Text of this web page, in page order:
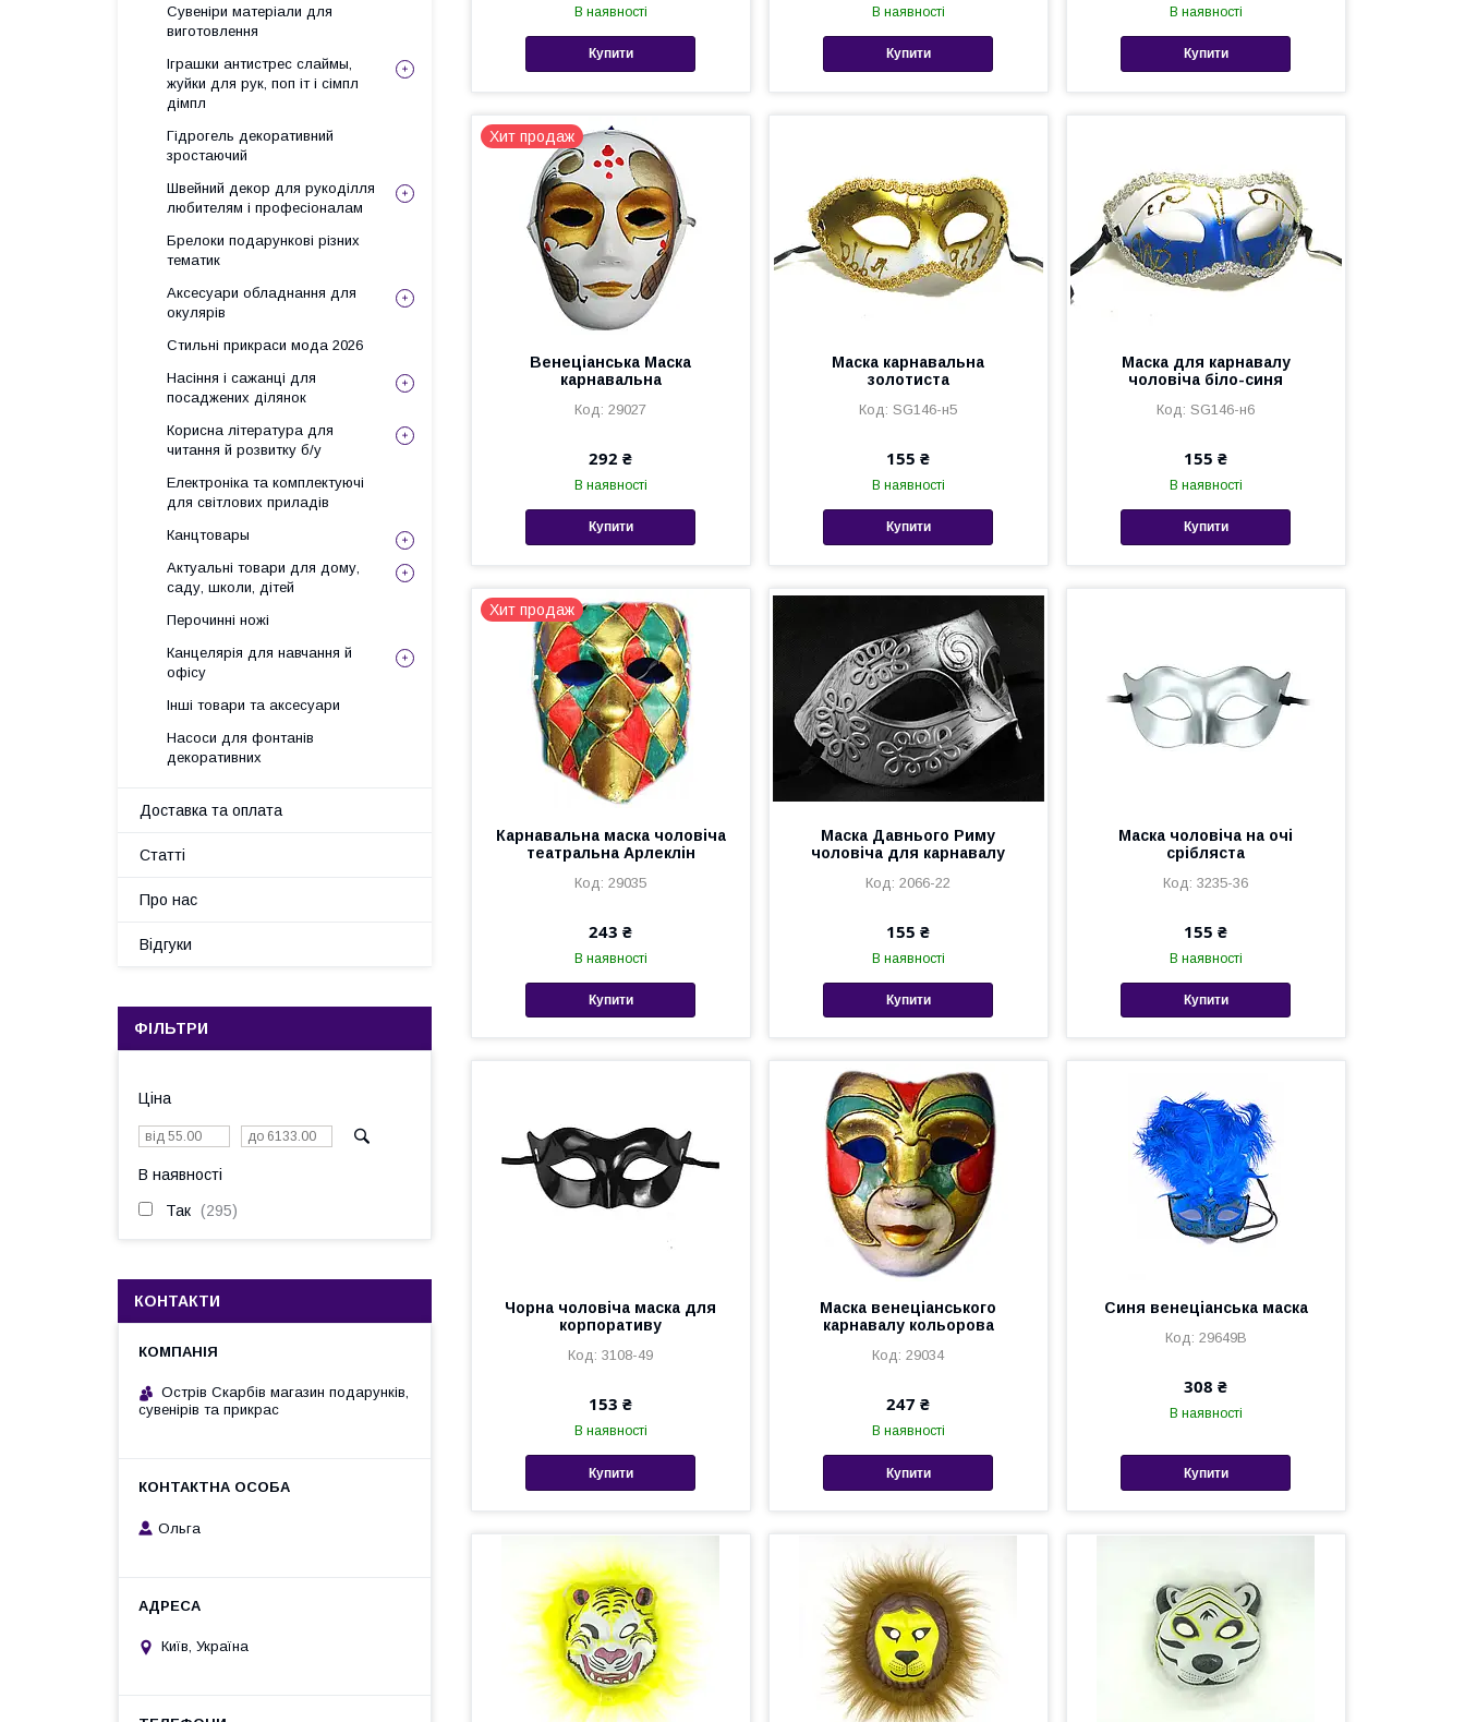
В наявності
Купити
В наявності
Купити
В наявності
Купити
Хит продаж
Венеціанська Маска
карнавальна
29027
292 ₴
В наявності
Купити
Маска карнавальна
золотиста
SG146-н5
155 ₴
В наявності
Купити
Маска для карнавалу
чоловіча біло-синя
SG146-н6
155 ₴
В наявності
Купити
Хит продаж
Карнавальна маска чоловіча
театральна Арлеклін
29035
243 ₴
В наявності
Купити
Маска Давнього Риму
чоловіча для карнавалу
2066-22
155 ₴
В наявності
Купити
Маска чоловіча на очі
срібляста
3235-36
155 ₴
В наявності
Купити
Чорна чоловіча маска для
корпоративу
3108-49
153 ₴
В наявності
Купити
Маска венеціанського
карнавалу кольорова
29034
247 ₴
В наявності
Купити
Синя венеціанська маска
29649B
308 ₴
В наявності
Купити
Сувеніри матеріали для
виготовлення
Іграшки антистрес слаймы,
жуйки для рук, поп іт і сімпл
дімпл
Гідрогель декоративний
зростаючий
Швейний декор для рукоділля
любителям і професіоналам
Брелоки подарункові різних
тематик
Аксесуари обладнання для
окулярів
Стильні прикраси мода 2026
Насіння і сажанці для
посаджених ділянок
Корисна література для
читання й розвитку б/у
Електроніка та комплектуючі
для світлових приладів
Канцтовары
Актуальні товари для дому,
саду, школи, дітей
Перочинні ножі
Канцелярія для навчання й
офісу
Інші товари та аксесуари
Насоси для фонтанів
декоративних
Доставка та оплата
Статті
Про нас
Відгуки
ФІЛЬТРИ
Ціна
В наявності
Так 295
КОНТАКТИ
Острів Скарбів магазин подарунків,
сувенірів та прикрас
Ольга
Київ, Україна